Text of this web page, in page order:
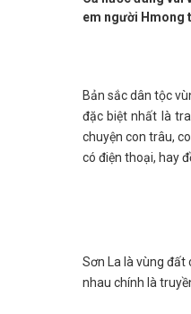
em người Hmong
Bản sắc dân tộc
đặc biệt nhất là
chuyện con trâu,
có điện thoại, hay
Sơn La là vùng đất
nhau chính là